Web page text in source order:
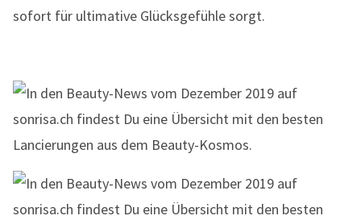
sofort für ultimative Glücksgefühle sorgt.